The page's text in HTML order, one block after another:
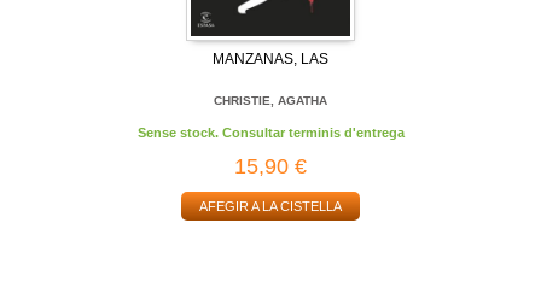
MANZANAS, LAS
CHRISTIE, AGATHA
Sense stock. Consultar terminis d'entrega
15,90 €
AFEGIR A LA CISTELLA